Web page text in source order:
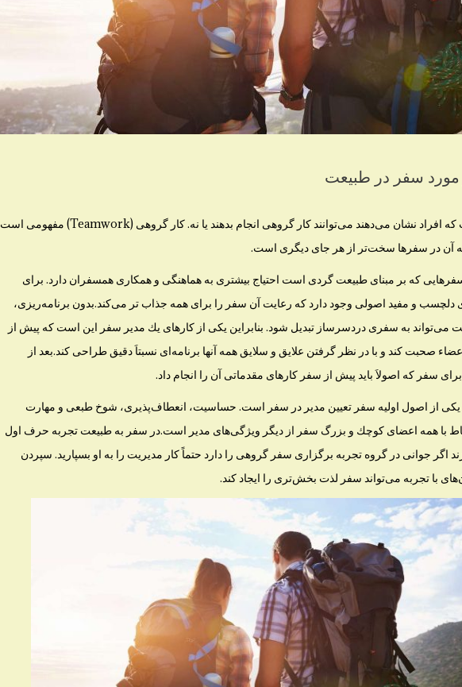
مورد سفر در طبیعت
است كه افراد نشان می‌دهند می‌توانند كار گروهی انجام بدهند یا نه. كار گروهی (Teamwork) مفهومی است
آن در سفرها سخت‌تر از هر جای دیگری است.
كه بر مبنای طبیعت گردی است احتیاج بیشتری به هماهنگی و همكاری همسفران دارد. برای
و مفید اصولی وجود دارد كه رعایت آن سفر را برای همه جذاب تر می‌كند.بدون برنامه‌ریزی،
می‌تواند به سفری دردسرساز تبدیل شود. بنابراین یكی از كار‌های یك مدیر سفر این است كه پیش از
صحبت كند و با در نظر گرفتن علایق و سلایق همه آنها برنامه‌ای نسبتاَ دقیق طراحی كند.بعد از
سفر كه اصولاَ باید پیش از سفر كارهای مقدماتی آن را انجام داد.
یكی از اصول اولیه سفر تعیین مدیر در سفر‌ است. حساسیت، انعطاف‌پذیری، شوخ طبعی و مهارت
با همه اعضای كوچك و بزرگ سفر از دیگر ویژگی‌های مدير است.در سفر به طبیعت تجربه حرف اول
اگر جوانی در گروه تجربه برگزاری سفر گروهی را دارد حتماً كار مدیریت را به او بسپارید. سپردن
با تجربه می‌تواند سفر لذت بخش‌تری را ایجاد كند.